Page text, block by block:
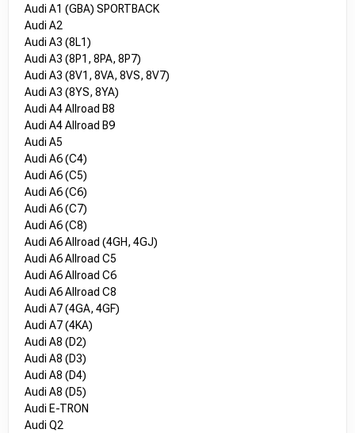
Audi A1 (GBA) SPORTBACK
Audi A2
Audi A3 (8L1)
Audi A3 (8P1, 8PA, 8P7)
Audi A3 (8V1, 8VA, 8VS, 8V7)
Audi A3 (8YS, 8YA)
Audi A4 Allroad B8
Audi A4 Allroad B9
Audi A5
Audi A6 (C4)
Audi A6 (C5)
Audi A6 (C6)
Audi A6 (C7)
Audi A6 (C8)
Audi A6 Allroad (4GH, 4GJ)
Audi A6 Allroad C5
Audi A6 Allroad C6
Audi A6 Allroad C8
Audi A7 (4GA, 4GF)
Audi A7 (4KA)
Audi A8 (D2)
Audi A8 (D3)
Audi A8 (D4)
Audi A8 (D5)
Audi E-TRON
Audi Q2